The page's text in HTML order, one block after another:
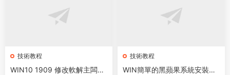
技術教程
WIN10 1909 修改軟解主闆序
技術教程
WIN簡單的黑蘋果系統安裝方